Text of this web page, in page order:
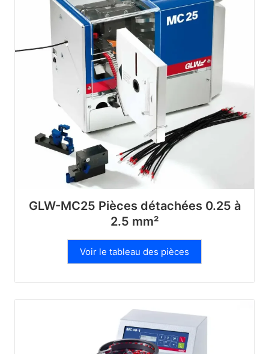
GLW-MC25 Pièces détachées 0.25 à
2.5 mm²
Voir le tableau des pièces